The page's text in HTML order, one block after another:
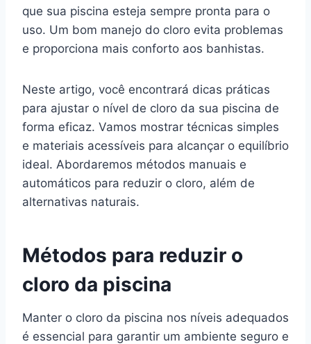
que sua piscina esteja sempre pronta para o
uso. Um bom manejo do cloro evita problemas
e proporciona mais conforto aos banhistas.
Neste artigo, você encontrará dicas práticas
para ajustar o nível de cloro da sua piscina de
forma eficaz. Vamos mostrar técnicas simples
e materiais acessíveis para alcançar o equilíbrio
ideal. Abordaremos métodos manuais e
automáticos para reduzir o cloro, além de
alternativas naturais.
Métodos para reduzir o
cloro da piscina
Manter o cloro da piscina nos níveis adequados
é essencial para garantir um ambiente seguro e